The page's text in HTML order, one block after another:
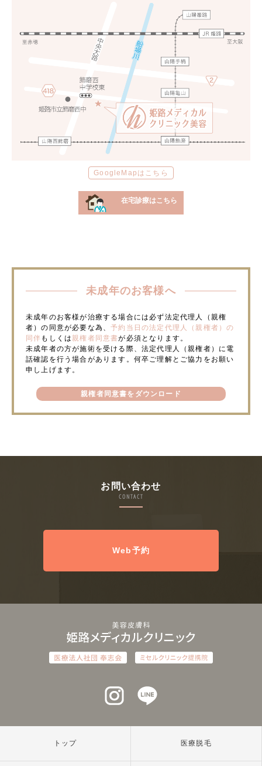
GoogleMapはこちら
在宅診療はこちら
未成年のお客様へ
未成年のお客様が治療する場合には必ず法定代理人（親権
者）の同意が必要な為、予約当日の法定代理人（親権者）の
同伴 もしくは親権者同意書が必須となります。
未成年者の方が施術を受ける際、法定代理人（親権者）に電
話確認を行う場合があります。何卒ご理解とご協力をお願い
申し上げます。
親権者同意書をダウンロード
お問い合わせ
CONTACT
Web予約
インスタグラム
トップ 医療脱毛